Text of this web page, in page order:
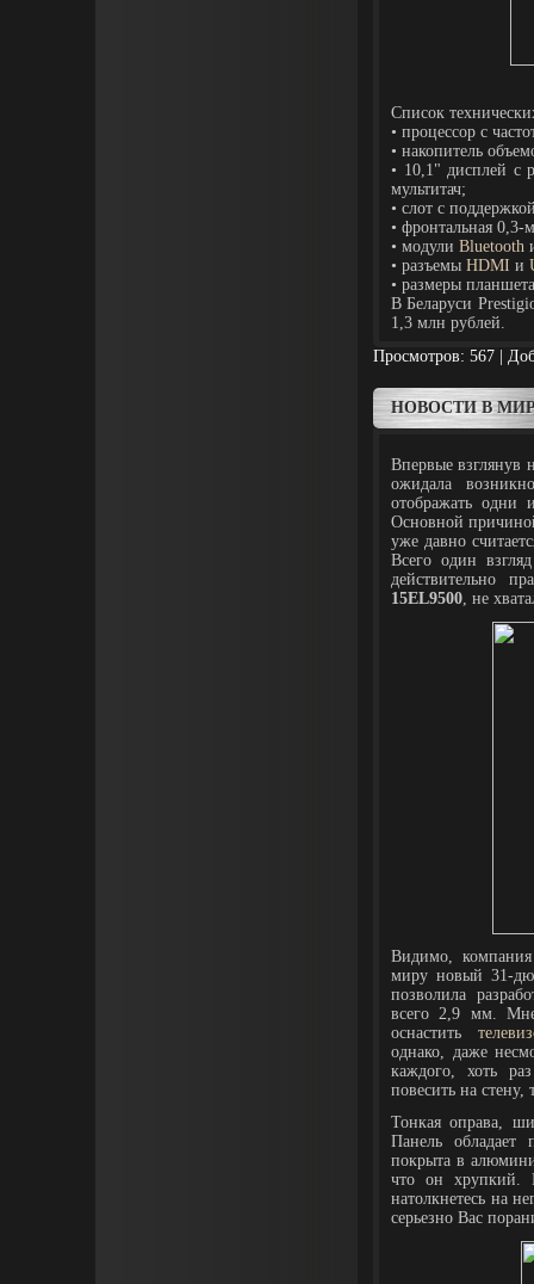
Список
• процессор с
• накопитель
• 10,1" дисплей с
мультитач;
• слот с
• фронтальная 0,3-
• модули Bluetooth
• разъемы HDMI и
• размеры
В Беларуси
1,3 млн рублей.
Просмотров: 567 |
НОВОСТИ В
Впервые
ожидала
отображать одни
Основной
уже давно
Всего один
действительно
15EL9500, не
Видимо,
миру новый 31-
позволила
всего 2,9 мм.
оснастить
однако, даже
каждого, хоть
повесить на стену,
Тонкая оправа,
Панель обладает
покрыта в
что он хрупкий.
натолкнетесь на
серьезно Вас